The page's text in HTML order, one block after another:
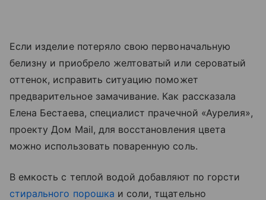
Если изделие потеряло свою первоначальную
белизну и приобрело желтоватый или сероватый
оттенок, исправить ситуацию поможет
предварительное замачивание. Как рассказала
Елена Бестаева, специалист прачечной «Аурелия»,
проекту Дом Mail, для восстановления цвета
можно использовать поваренную соль.
В емкость с теплой водой добавляют по горсти
стирального порошка и соли, тщательно